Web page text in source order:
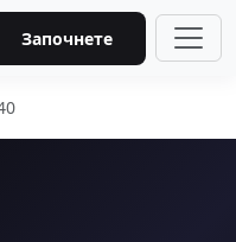
Започнете